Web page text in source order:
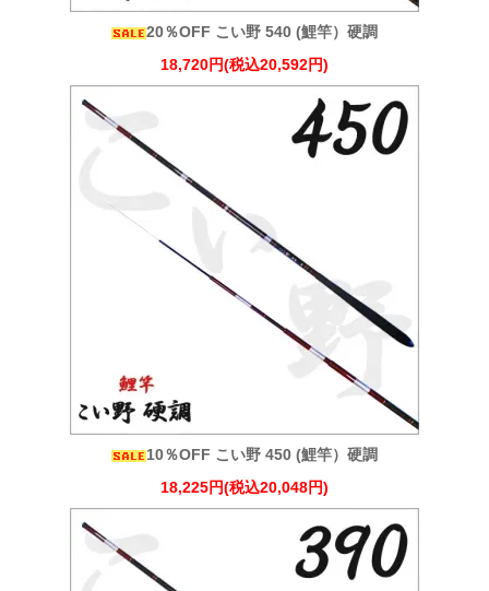
20％OFF こい野 540 (鯉竿）硬調
18,720円(税込20,592円)
10％OFF こい野 450 (鯉竿）硬調
18,225円(税込20,048円)